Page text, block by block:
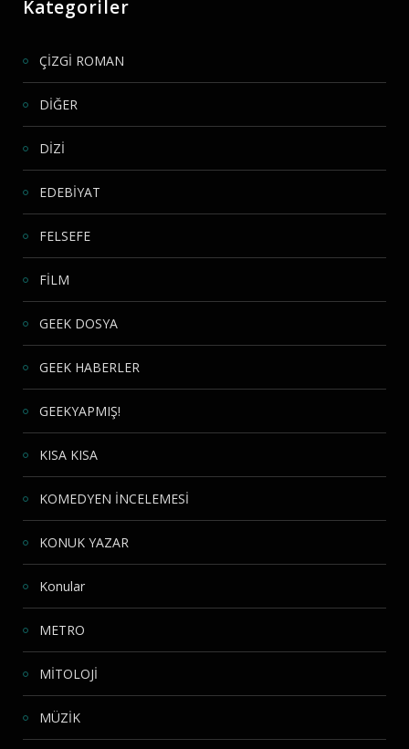
Kategoriler
ÇİZGİ ROMAN
DİĞER
DİZİ
EDEBİYAT
FELSEFE
FİLM
GEEK DOSYA
GEEK HABERLER
GEEKYAPMIŞ!
KISA KISA
KOMEDYEN İNCELEMESİ
KONUK YAZAR
Konular
METRO
MİTOLOJİ
MÜZİK